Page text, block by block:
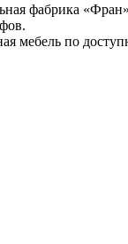
фабрика
мебель по